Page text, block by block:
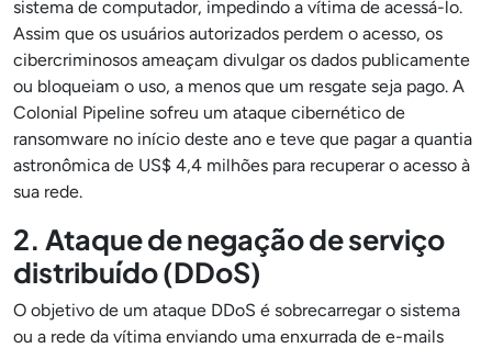
sistema de computador, impedindo a vítima de acessá-lo.
Assim que os usuários autorizados perdem o acesso, os
cibercriminosos ameaçam divulgar os dados publicamente
ou bloqueiam o uso, a menos que um resgate seja pago. A
Colonial Pipeline sofreu um ataque cibernético de
ransomware no início deste ano e teve que pagar a quantia
astronômica de US$ 4,4 milhões para recuperar o acesso à
sua rede.
2. Ataque de negação de serviço
distribuído (DDoS)
O objetivo de um ataque DDoS é sobrecarregar o sistema
ou a rede da vítima enviando uma enxurrada de e-mails